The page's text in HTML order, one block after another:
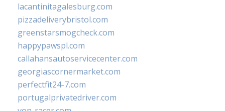
lacantinitagalesburg.com
pizzadeliverybristol.com
greenstarsmogcheck.com
happypawspl.com
callahansautoservicecenter.com
georgiascornermarket.com
perfectfit24-7.com
portugalprivatedriver.com